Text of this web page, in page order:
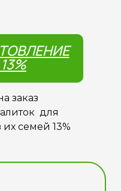
заказ
для
семей 13%